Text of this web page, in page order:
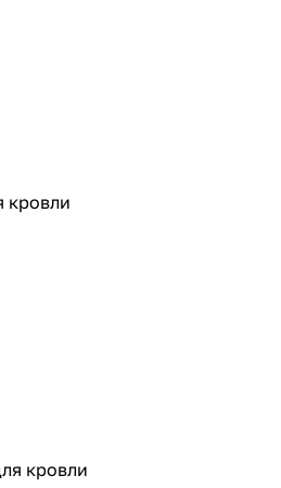
кровли
кровли